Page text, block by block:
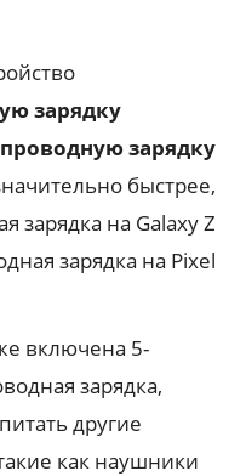
зарядку
зарядку
быстрее,
зарядка на Galaxy Z
зарядка на Pixel
включена 5-
зарядка,
другие
как наушники